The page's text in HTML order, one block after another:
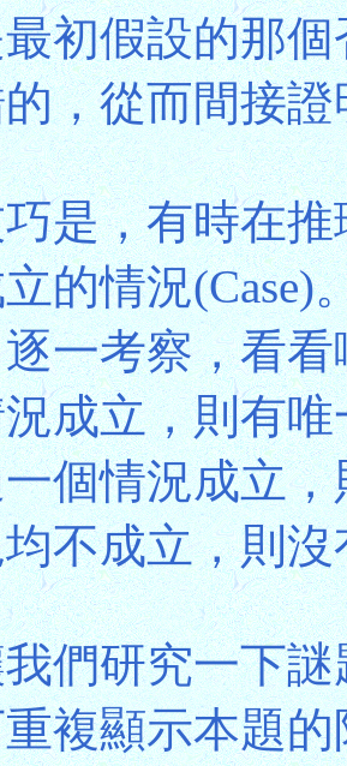
初假設的那
，從而間接
是，有時在
的情況
一考察，看
成立，則有
個情況成立
不成立，則
們研究一下
複顯示本題的